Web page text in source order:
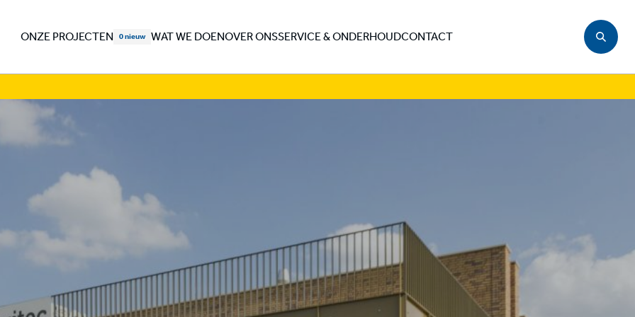
ONZE PROJECTEN WAT WE DOENOVER ONSSERVICE & ONDERHOUDCONTACT